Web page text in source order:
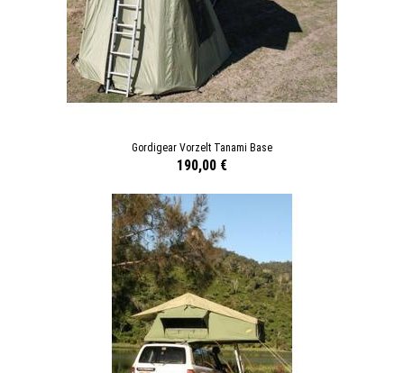
Gordigear Vorzelt Tanami Base
190,00 €